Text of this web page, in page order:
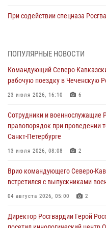
При содействии спецназа
задержании подозреваемых в
05 августа 2026, 13:53
динамовцам Свердловской
05 августа 2026, 13:50 4
В столице росгвардейцы
05 августа 2026, 13:25 1
В Удмуртии при силовой
оздоровительных услуг (видео)
ПОПУЛЯРНЫЕ НОВОСТИ
Командующий Северо-
рабочую поездку в Чеченскую
23 июля 2026, 16:10 6
Сотрудники и военнослужащие
правопорядок при проведении
Санкт-Петербурге
13 июля 2026, 08:08 2
Врио командующего Северо-
встретился с выпускниками
04 августа 2026, 05:00 2
Директор Росгвардии Герой